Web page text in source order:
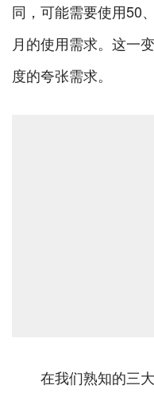
同，可能需要使用50
月的使用需求。这一
度的夸张需求。
在我们熟知的三